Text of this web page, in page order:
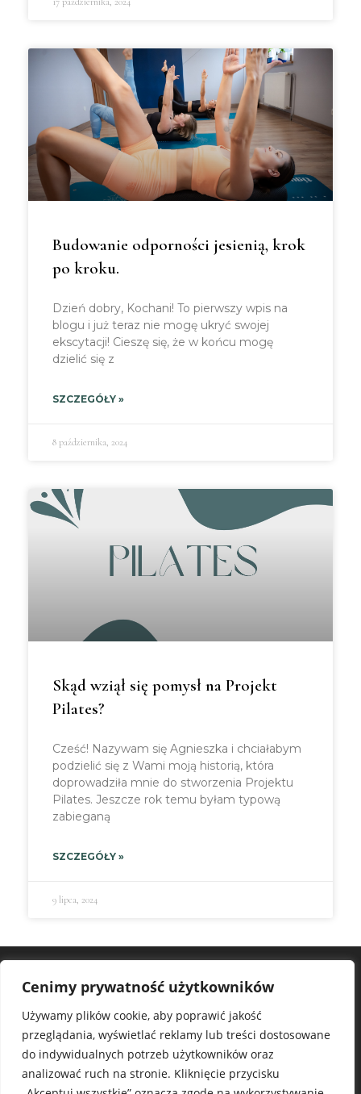
Cenimy prywatność użytkowników
Używamy plików cookie, aby poprawić jakość
przeglądania, wyświetlać reklamy lub treści dostosowane
do indywidualnych potrzeb użytkowników oraz
analizować ruch na stronie. Kliknięcie przycisku
Budowanie odporności jesienią, krok
po kroku.
Dzień dobry, Kochani! To pierwszy wpis na
blogu i już teraz nie mogę ukryć swojej
ekscytacji! Cieszę się, że w końcu mogę
dzielić się z
SZCZEGÓŁY »
8 października, 2024
Skąd wziął się pomysł na Projekt
Pilates?
Cześć! Nazywam się Agnieszka i chciałabym
podzielić się z Wami moją historią, która
doprowadziła mnie do stworzenia Projektu
Pilates. Jeszcze rok temu byłam typową
zabieganą
SZCZEGÓŁY »
9 lipca, 2024
PROJEKT
PILATES
OBSERWUJ MNIE NA INSTAGRAMIE